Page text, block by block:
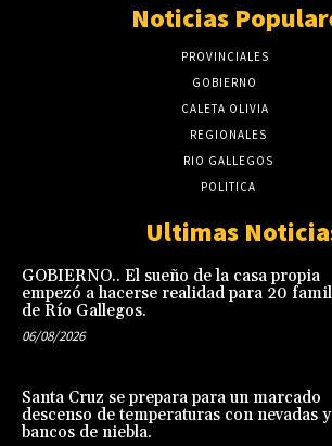
Noticias
PROVINCIALES
GOBIERNO
CALETA OLIVIA
REGIONALES
RIO GALLEGOS
POLITICA
Ultimas
GOBIERNO.. El sueño de la casa propia
empezó a hacerse realidad para 20
de Río Gallegos.
06/08/2026
Santa Cruz se prepara para un marcado
descenso de temperaturas con nevadas y
bancos de niebla.